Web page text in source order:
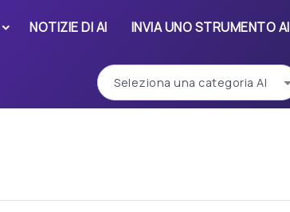
NOTIZIE DI AI INVIA UNO STRUMENTO AI